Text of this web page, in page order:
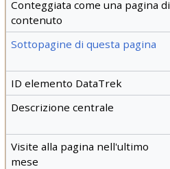
Conteggiata come una pagina di
contenuto
Sottopagine di questa pagina
ID elemento DataTrek
Descrizione centrale
Visite alla pagina nell'ultimo
mese